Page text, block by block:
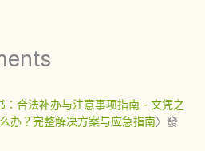
合法补办与注意事项指南 - 文凭之
办？完整解决方案与应急指南〉發